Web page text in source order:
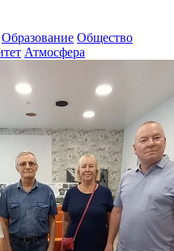
Образование Общество
Атмосфера